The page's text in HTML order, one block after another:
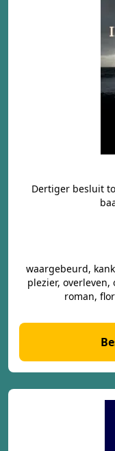
Dertiger besluit
waargebeurd,
plezier,
roman,